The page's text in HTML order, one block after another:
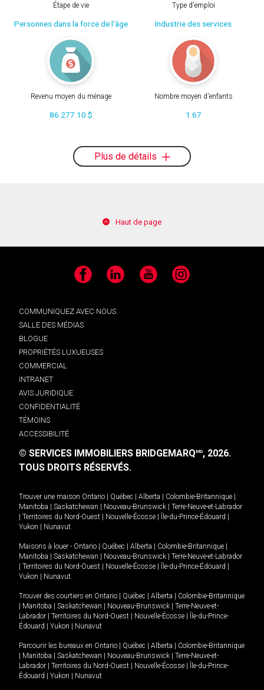
Étape de vie
Personnes dans la force de l'âge
Type d'emploi
Industrie des services
Revenu moyen du ménage
86 277.10 $
Nombre moyen d'enfants
1.67
Plus de détails
Haut de page
Facebook LinkedIn YouTube Instagram
COMMUNIQUEZ AVEC NOUS
SALLE DES MÉDIAS
BLOGUE
PROPRIÉTÉS LUXUEUSES
COMMERCIAL
INTRANET
AVIS JURIDIQUE
CONFIDENTIALITÉ
TÉMOINS
ACCESSIBILITÉ
© SERVICES IMMOBILIERS BRIDGEMARQMD, 2026.
TOUS DROITS RÉSERVÉS.
Trouver une maison Ontario Québec Alberta Colombie-Britannique
Manitoba
Saskatchewan Nouveau-Brunswick
Terre-Neuve-et-Labrador
Territoires du Nord-Ouest Nouvelle-Écosse Île-du-Prince-Édouard
Yukon
Nunavut.
Maisons à louer - Ontario Québec Alberta Colombie-Britannique
Manitoba
Saskatchewan Nouveau-Brunswick
Terre-Neuve-et-Labrador
Territoires du Nord-Ouest Nouvelle-Écosse Île-du-Prince-Édouard
Yukon
Nunavut.
Trouver des courtiers en Ontario Québec Alberta
Colombie-Britannique
Manitoba Saskatchewan Nouveau-Brunswick
Terre-Neuve-et-
Labrador
Territoires du Nord-Ouest Nouvelle-Écosse
Île-du-Prince-
Édouard
Yukon Nunavut
Parcourir les bureaux en Ontario Québec Alberta
Colombie-Britannique
Manitoba Saskatchewan Nouveau-Brunswick
Terre-Neuve-et-
Labrador
Territoires du Nord-Ouest Nouvelle-Écosse
Île-du-Prince-
Édouard
Yukon Nunavut